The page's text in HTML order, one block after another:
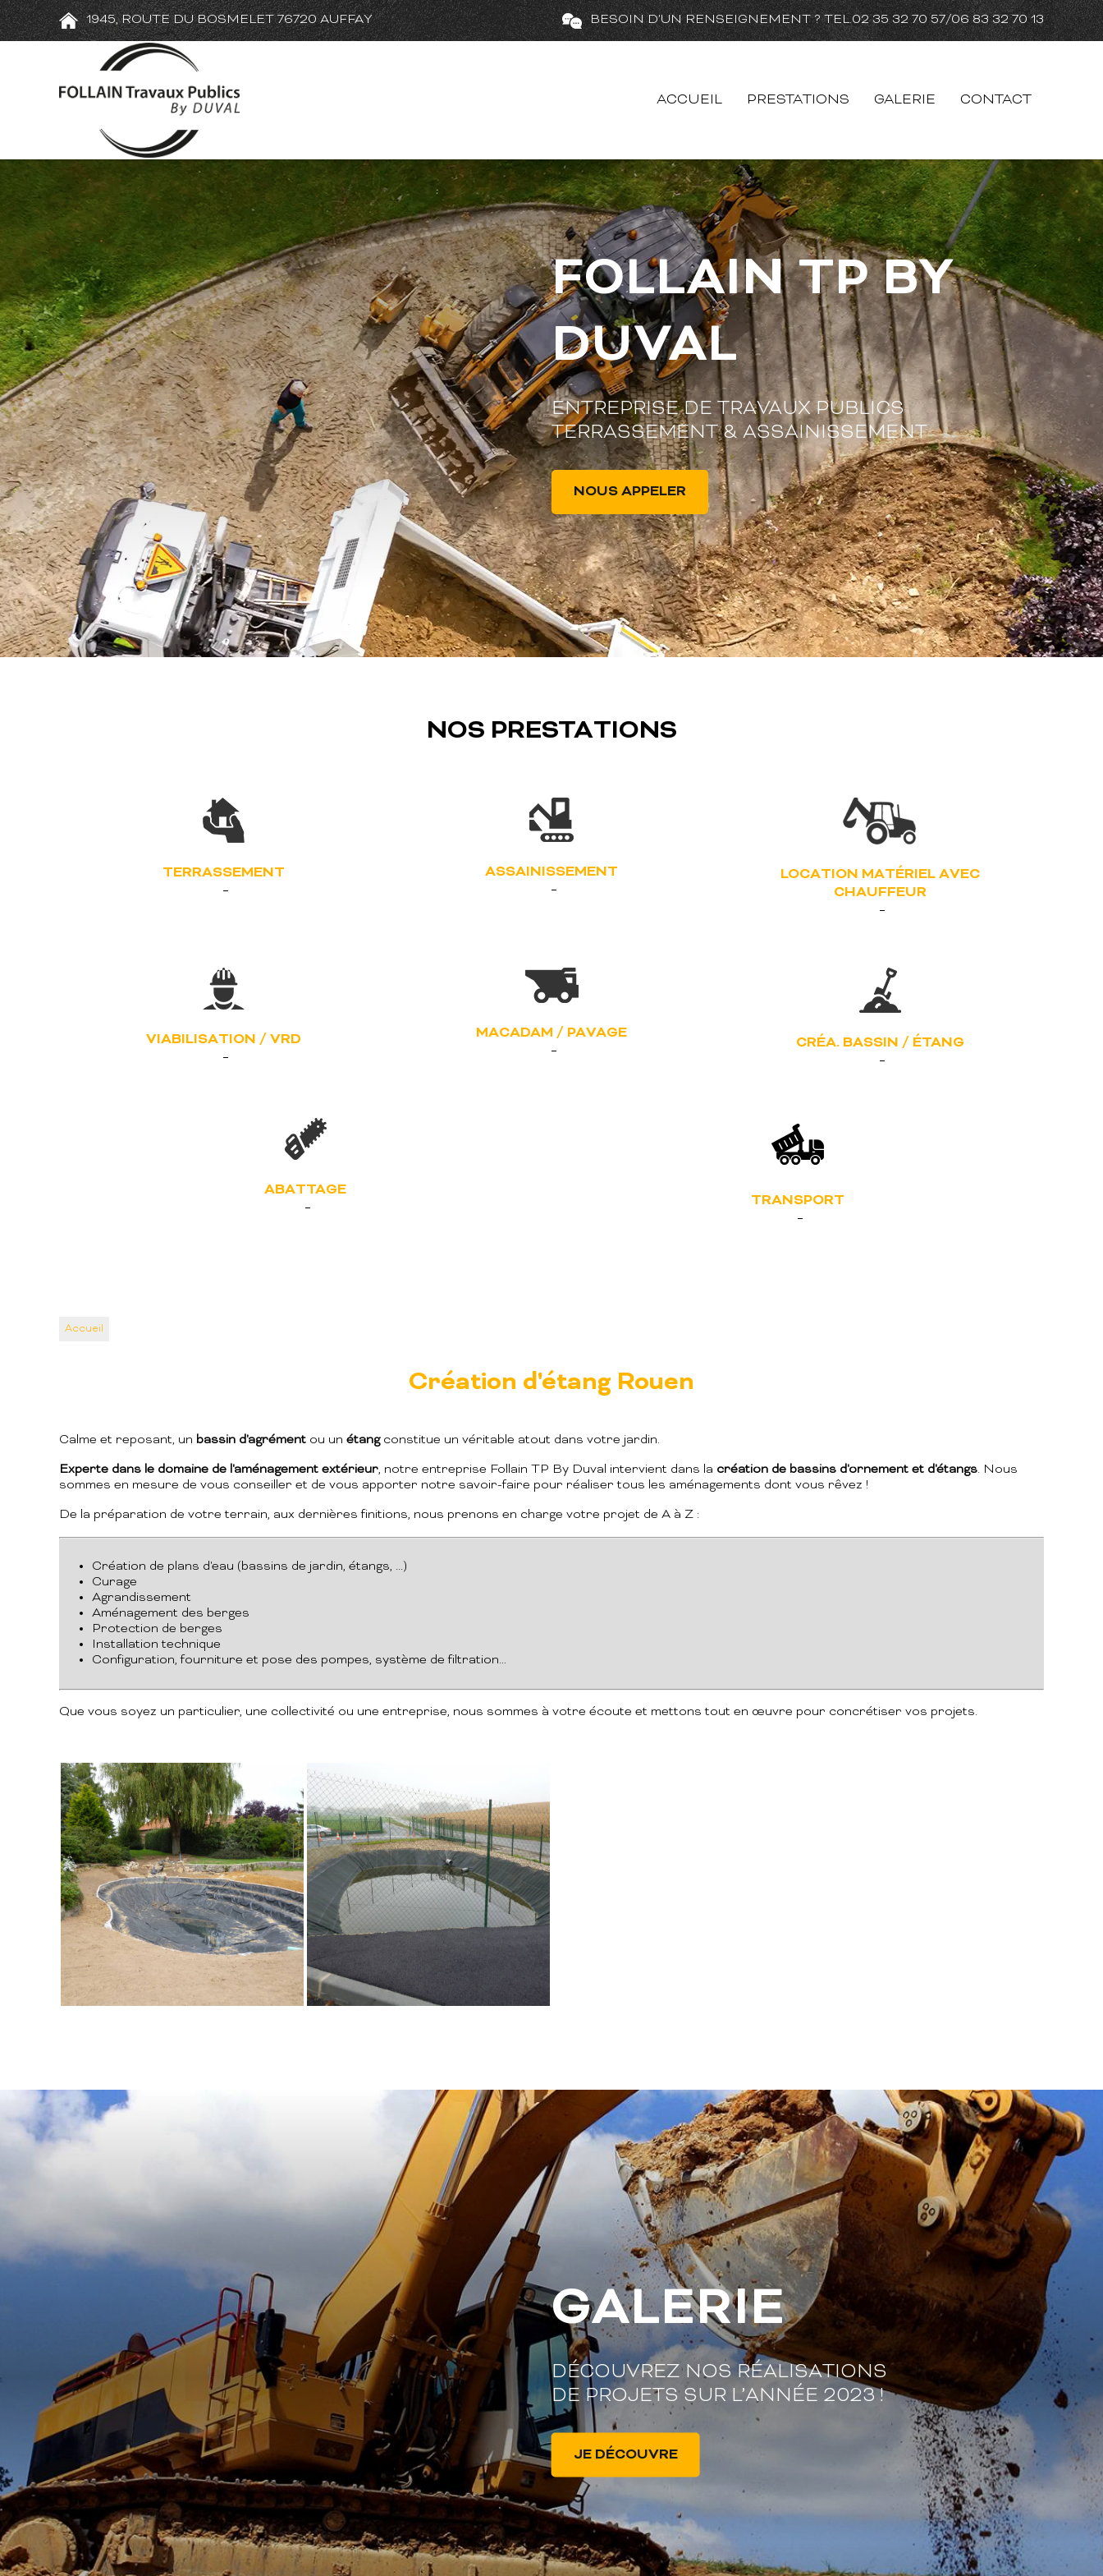
1945, ROUTE DU BOSMELET 76720 AUFFAY BESOIN D'UN RENSEIGNEMENT ? TEL.02 35 32 70 57/06 83 32 70 13
ACCUEIL PRESTATIONS GALERIE CONTACT
FOLLAIN TP BY
DUVAL
ENTREPRISE DE TRAVAUX PUBLICS
TERRASSEMENT & ASSAINISSEMENT
NOUS APPELER
NOS PRESTATIONS
TERRASSEMENT ASSAINISSEMENT
LOCATION MATÉRIEL AVEC
CHAUFFEUR
VIABILISATION / VRD MACADAM / PAVAGE
CRÉA. BASSIN / ÉTANG
ABATTAGE
TRANSPORT
Accueil
Création d'étang Rouen
Calme et reposant, un bassin d'agrément ou un étangconstitue un véritable atout dans votre jardin.
Experte dans le domaine de l'aménagement extérieur, notre entreprise Follain TP By Duval intervient dans la création de bassins d'ornement et d'étangs. Nous
sommes en mesure de vous conseiller et de vous apporter notre savoir-faire pour réaliser tous les aménagements dont vous rêvez !
De la préparation de votre terrain, aux dernières finitions, nous prenons en charge votre projet de A à Z :
Création de plans d'eau (bassins de jardin, étangs, ...)
Curage
Agrandissement
Aménagement des berges
Protection de berges
Installation technique
Configuration, fourniture et pose des pompes, système de filtration…
Que vous soyez un particulier, une collectivité ou une entreprise, nous sommes à votre écoute et mettons tout en œuvre pour concrétiser vos projets.
GALERIE
DÉCOUVREZ NOS RÉALISATIONS
DE PROJETS SUR L’ANNÉE 2023 !
JE DÉCOUVRE